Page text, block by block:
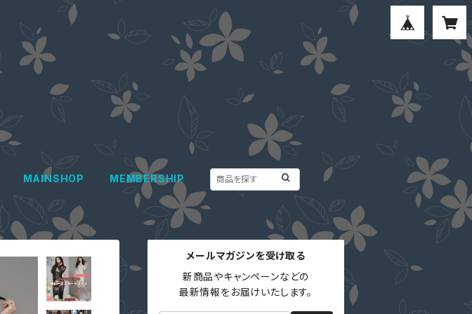
MAINSHOP MEMBERSHIP
メールマガジンを受け取る
新商品やキャンペーンなどの
最新情報をお届けいたします。